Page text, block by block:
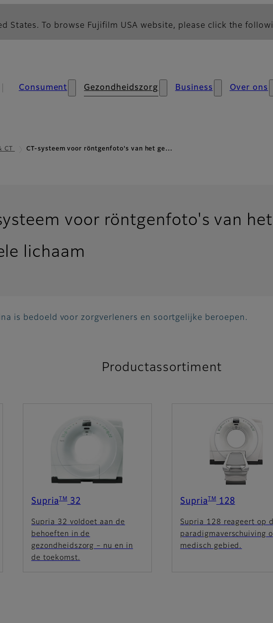
States. To browse Fujifilm USA website, please click the
Consument Gezondheidszorg Business Over ons
CT CT-systeem voor röntgenfoto's van het ge…
voor röntgenfoto's van het
lichaam
is bedoeld voor zorgverleners en soortgelijke beroepen.
Productassortiment
Supria TM32
Supria 32 voldoet aan de
behoeften in de
gezondheidszorg – nu en in
de toekomst.
Supria TM128
Supria 128 reageert op
paradigmaverschuiving
medisch gebied.